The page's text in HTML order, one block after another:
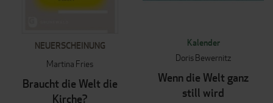
NEUERSCHEINUNG
Martina Fries
Braucht die Welt die
Kirche?
Kalender
Doris Bewernitz
Wenn die Welt ganz
still wird